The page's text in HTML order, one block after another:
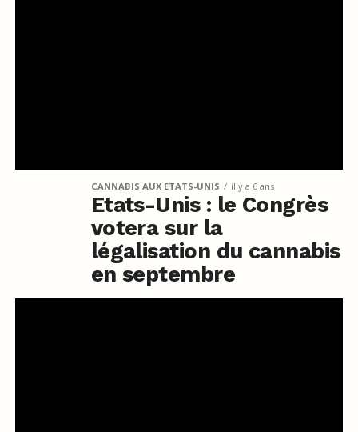
CANNABIS AUX ETATS-UNIS il y a 6 ans
Etats-Unis : le Congrès
votera sur la
légalisation du cannabis
en septembre